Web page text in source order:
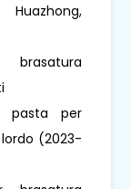
pasta per
(2023-